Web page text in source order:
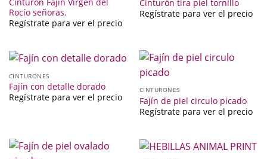
Rocío señoras.
Regístrate para ver el precio
Cinturón tira piel tornillo
Regístrate para ver el precio
CINTURONES
Fajín con detalle dorado
Regístrate para ver el precio
CINTURONES
Fajín de piel circulo picado
Regístrate para ver el precio